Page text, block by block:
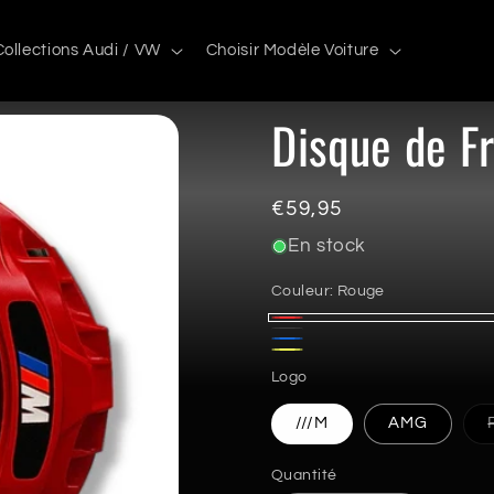
Audi / VW Choisir Modèle Voiture
Disque de
Prix
habituel
€59,95
En stock
Couleur: Rouge
Rouge
Noir
Bleu
Logo
///M AMG
Quantité
Quantité